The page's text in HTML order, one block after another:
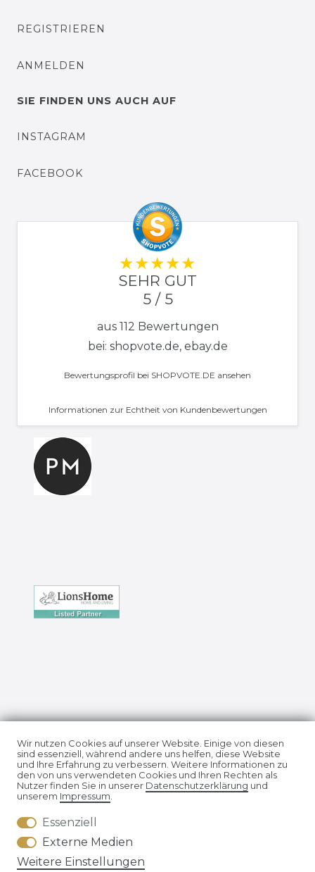
REGISTRIEREN
ANMELDEN
SIE FINDEN UNS AUCH AUF
INSTAGRAM
FACEBOOK
SEHR GUT
5 / 5
aus 112 Bewertungen
bei: shopvote.de, ebay.de
Bewertungsprofil bei SHOPVOTE.DE ansehen
Informationen zur Echtheit von Kundenbewertungen
Impressum Daten­schutz­erklärung
AGB
Wir nutzen Cookies auf unserer Website. Einige von diesen
sind essenziell, während andere uns helfen, diese Website
und Ihre Erfahrung zu verbessern. Weitere Informationen zu
den von uns verwendeten Cookies und Ihren Rechten als
Nutzer finden Sie in unserer Daten­schutz­erklärung und
unserem Impressum.
Essenziell
Externe Medien
Weitere Einstellungen